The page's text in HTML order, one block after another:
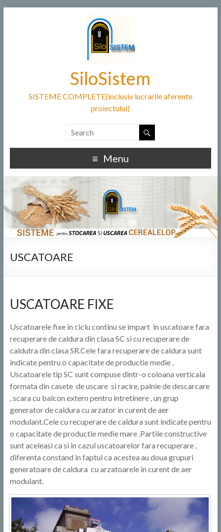
SiloSistem
SISTEME COMPLETE(inclusiv lucrarile aferente
proiectului)
Menu
USCATOARE
USCATOARE FIXE
Uscatoarele fixe in ciclu continu se impart in uscatoare fara
recuperare de caldura din clasa SC si cu recuperare de
caldutra din clasa SR.Cele fara recuperare de caldura sunt
indicate pentru o capacitate de productie medie ,
Uscatoarele tip SC sunt compuse dintr-o coloana verticala
formata din casete de uscare si racire, palnie de descarcare
, scara cu balcon extern pentru intretinere , un grup
generator de caldura cu arzator in curent de aer
modulant.Cele cu recuperare de caldura sunt indicate pentru
o capacitate de productie medie mare .Partile constructive
sunt aceleasi ca si in cazul uscatoarelor fara recuperare ,
diferenta constand in faptul ca acestea au doua grupuri
generatoare de caldura cu arzatoarele in curent de aer
modulant.